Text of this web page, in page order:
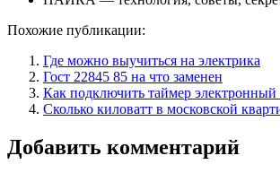
Похожие публикации:
Где можно выучиться на электрика
Гост 22845 85 на что заменен
Как подключить таймер электронный
Сколько киловатт в московской
Добавить комментарий